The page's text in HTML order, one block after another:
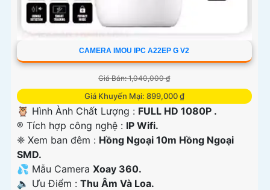
CAMERA IMOU IPC A22EP G V2
Giá Bán: 1,040,000 ₫
Giá Khuyến Mại: 899,000 ₫
🦉 Hình Ành Chất Lượng : FULL HD 1080P .
®️ Tích hợp công nghệ : IP Wifi.
❈ Xem ban đêm : Hồng Ngoại 10m Hồng Ngoại
SMD.
💦 Mẫu Camera Xoay 360.
️🔈 Ưu Điểm : Thu Âm Và Loa.